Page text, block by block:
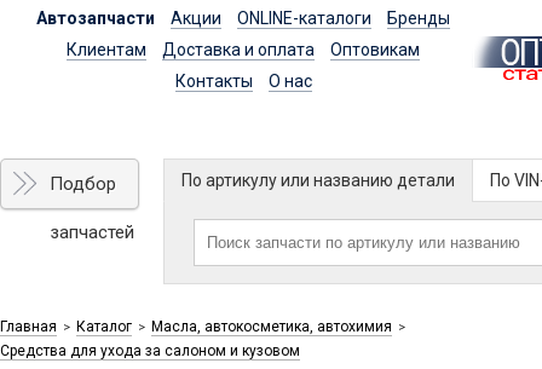
Автозапчасти Акции ONLINE-каталоги
Бренды
Клиентам
Доставка и оплата
Оптовикам
Контакты
О нас
Подбор
запчастей
По артикулу или названию детали По
Главная > Каталог > Масла, автокосметика, автохимия >
Средства для ухода за салоном и кузовом